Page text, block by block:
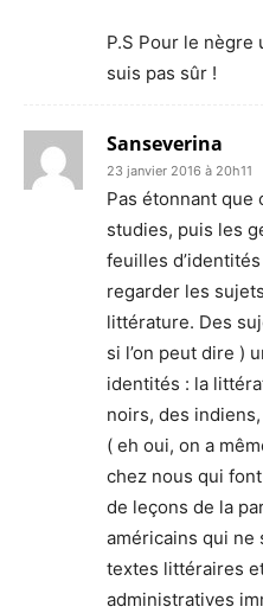
P.S Pour le nègre
suis pas sûr !
Sanseverina
23 janvier 2016 à 20h11
Pas étonnant que
studies, puis les
feuilles
regarder les
littérature. Des
si l’on peut dire )
identités : la
noirs, des
( eh oui, on a
chez nous qui
de leçons de la
américains qui
textes littéraires
administratives